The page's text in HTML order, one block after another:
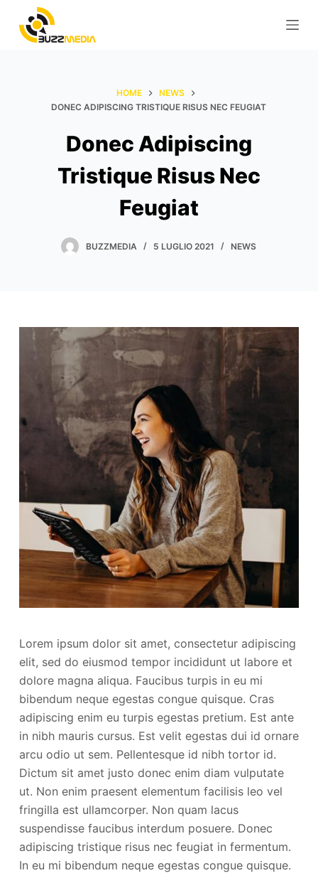
a
HOME
NEWS
DONEC ADIPISCING TRISTIQUE RISUS NEC FEUGIAT
Donec Adipiscing
Tristique Risus Nec
Feugiat
BUZZMEDIA 5 LUGLIO 2021 NEWS
Lorem ipsum dolor sit amet, consectetur adipiscing
elit, sed do eiusmod tempor incididunt ut labore et
dolore magna aliqua. Faucibus turpis in eu mi
bibendum neque egestas congue quisque. Cras
adipiscing enim eu turpis egestas pretium. Est ante
in nibh mauris cursus. Est velit egestas dui id ornare
arcu odio ut sem. Pellentesque id nibh tortor id.
Dictum sit amet justo donec enim diam vulputate
ut. Non enim praesent elementum facilisis leo vel
fringilla est ullamcorper. Non quam lacus
suspendisse faucibus interdum posuere. Donec
adipiscing tristique risus nec feugiat in fermentum.
In eu mi bibendum neque egestas congue quisque.